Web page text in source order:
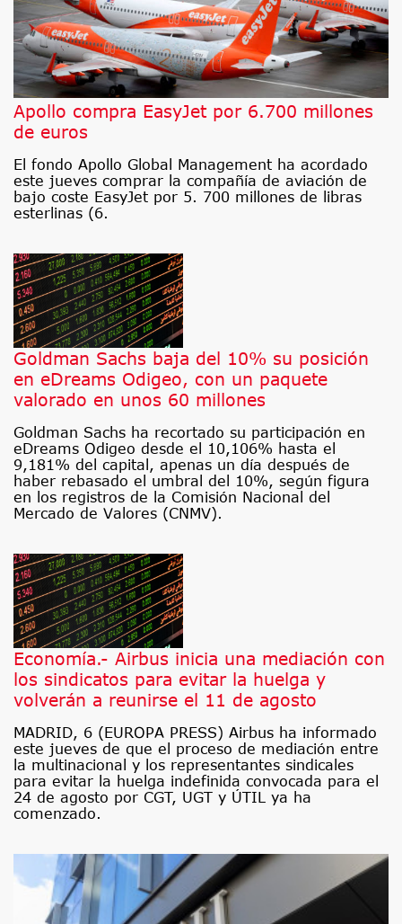
Apollo compra EasyJet por 6.700 millones
de euros
El fondo Apollo Global Management ha acordado
este jueves comprar la compañía de aviación de
bajo coste EasyJet por 5. 700 millones de libras
esterlinas (6.
Goldman Sachs baja del 10% su posición
en eDreams Odigeo, con un paquete
valorado en unos 60 millones
Goldman Sachs ha recortado su participación en
eDreams Odigeo desde el 10,106% hasta el
9,181% del capital, apenas un día después de
haber rebasado el umbral del 10%, según figura
en los registros de la Comisión Nacional del
Mercado de Valores (CNMV).
Economía.- Airbus inicia una mediación con
los sindicatos para evitar la huelga y
volverán a reunirse el 11 de agosto
MADRID, 6 (EUROPA PRESS) Airbus ha informado
este jueves de que el proceso de mediación entre
la multinacional y los representantes sindicales
para evitar la huelga indefinida convocada para el
24 de agosto por CGT, UGT y ÚTIL ya ha
comenzado.